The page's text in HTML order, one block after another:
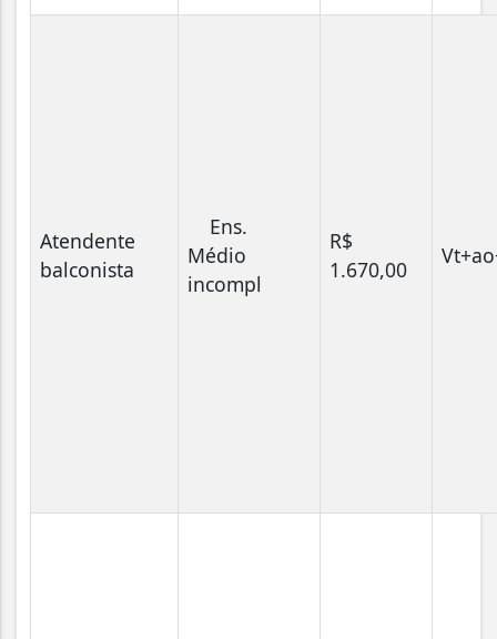
Atendente
balconista
Ens.
Médio
incompl
R$
1.670,00